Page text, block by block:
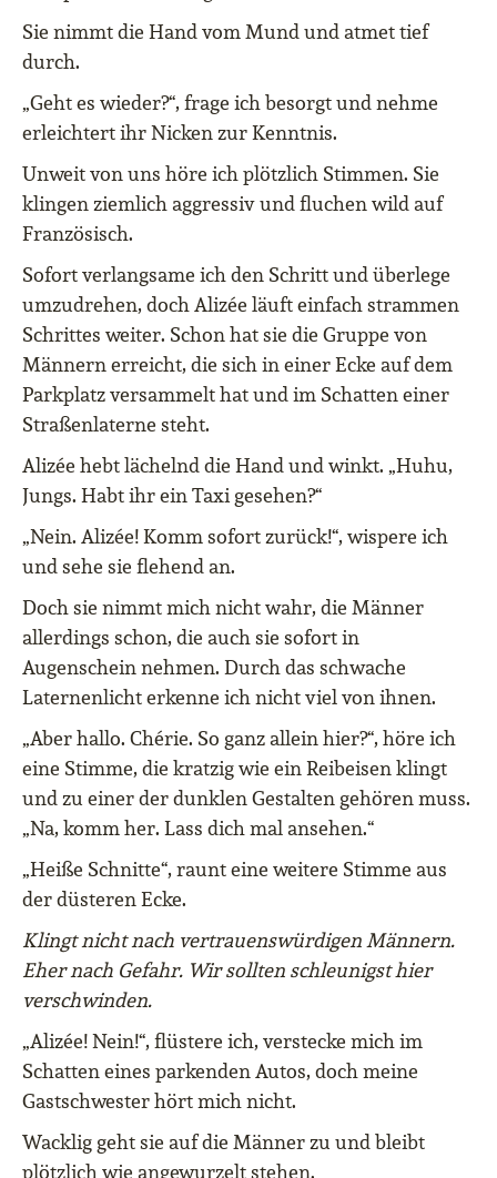
Sie nimmt die Hand vom Mund und atmet tief
durch.
„Geht es wieder?“, frage ich besorgt und nehme
erleichtert ihr Nicken zur Kenntnis.
Unweit von uns höre ich plötzlich Stimmen. Sie
klingen ziemlich aggressiv und fluchen wild auf
Französisch.
Sofort verlangsame ich den Schritt und überlege
umzudrehen, doch Alizée läuft einfach strammen
Schrittes weiter. Schon hat sie die Gruppe von
Männern erreicht, die sich in einer Ecke auf dem
Parkplatz versammelt hat und im Schatten einer
Straßenlaterne steht.
Alizée hebt lächelnd die Hand und winkt. „Huhu,
Jungs. Habt ihr ein Taxi gesehen?“
„Nein. Alizée! Komm sofort zurück!“, wispere ich
und sehe sie flehend an.
Doch sie nimmt mich nicht wahr, die Männer
allerdings schon, die auch sie sofort in
Augenschein nehmen. Durch das schwache
Laternenlicht erkenne ich nicht viel von ihnen.
„Aber hallo. Chérie. So ganz allein hier?“, höre ich
eine Stimme, die kratzig wie ein Reibeisen klingt
und zu einer der dunklen Gestalten gehören muss.
„Na, komm her. Lass dich mal ansehen.“
„Heiße Schnitte“, raunt eine weitere Stimme aus
der düsteren Ecke.
Klingt nicht nach vertrauenswürdigen Männern.
Eher nach Gefahr. Wir sollten schleunigst hier
verschwinden.
„Alizée! Nein!“, flüstere ich, verstecke mich im
Schatten eines parkenden Autos, doch meine
Gastschwester hört mich nicht.
Wacklig geht sie auf die Männer zu und bleibt
plötzlich wie angewurzelt stehen.